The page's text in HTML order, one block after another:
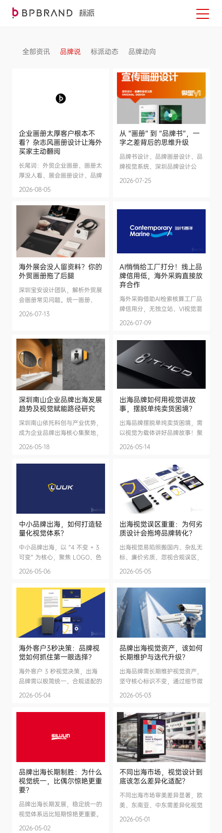
全部资讯 品牌说 标派动态 品牌动向
企业画册太厚客户根本不
看？杂志风画册设计让海外
买家主动翻阅
长尾词：外贸企业画册、画册太
厚没人看、展会画册设计、品牌
画册升级. 场景词：海外客户、
2026-08-05
从 “画册” 到 “品牌书”，一
字之差背后的思维升级
品牌书设计、品牌画册设计、品
牌视觉系统、深圳品牌设计公
司、品牌升级、视觉规范。
2026-07-25
海外展会没人留资料？你的
外贸画册拖了后腿
深圳宝安设计团队，解析外贸展
会画册常见问题。统一画册、
VI、官网视觉，强化信任，帮助
2026-07-13
AI悄悄给工厂打分！线上品
牌信用低，海外采购直接放
弃合作
海外采购借助AI检索核算工厂品
牌信用分，无独立站、VI视觉混
乱、缺少资质佐证将丢订单。分
优化方案，标派视觉一站式打造
出海品牌。
2026-07-09
深圳南山企业品牌出海发展
趋势及视觉赋能路径研究
深圳南山依托科创与产业优势，
成为企业品牌出海核心集聚地，
智能硬件、新能源等赛道出海势
牌视觉缺失、国际影响力弱等问
化、本土化趋势，视觉赋能成破
局关键。标派视觉以 VI、
计服务...
2026-05-18
出海品牌如何用视觉讲故
事，摆脱单纯卖货困境？
出海品牌摆脱单纯卖货困境，需
以视觉为载体讲好品牌故事！聚
焦核心主题，将品牌初心、价值
与场景设计，跨越文化与语言壁
垒，引发海外用户情感共鸣。以
轻量化统一视觉体系，搭建品牌
与用户情感桥梁，沉淀信任与忠
实用户，实现从 “卖产品” 到 ...
2026-05-14
中小品牌出海，如何打造轻
量化视觉体系？
中小品牌出海，以 “4 不变 + 3
可变” 为核心，聚焦 LOGO、色
彩、字体等关键项，打造轻量化
2026-05-06
出海视觉误区重重：为何劣
质设计会拖垮品牌转化？
出海视觉易陷照搬国内、杂乱无
标、廉价劣质、忽视合规误区，
拖累品牌信任与转化，需专业适
2026-05-05
海外客户3秒决策：品牌视
觉如何抓住第一眼选择？
海外客户 3 秒视觉决策，出海
品牌需以极简统一、合规适配的
视觉，快速传递专业与信任，抢
2026-05-04
品牌出海视觉资产，该如何
长期维护与迭代升级？
出海品牌需长期维护视觉资产，
坚守核心标识不变，通过细节微
迭代、轻量化优化，兼顾时代审
2026-05-03
品牌出海长期制胜：为什么
视觉统一，比偶尔惊艳更重
要？
品牌出海长期发展，稳定统一的
视觉体系远比短期惊艳更重要。
标准化VI沉淀品牌资产，兼顾本
2026-05-02
不同出海市场，视觉设计到
底该怎么差异化适配？
不同出海市场审美差异显著，欧
美、东南亚、中东需差异化视觉
适配，遵循品牌核心统一、局部
2026-05-01